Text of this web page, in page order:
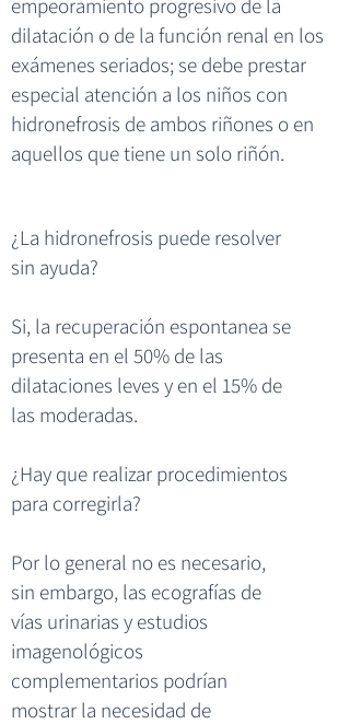
dilatación o de la función renal en los
exámenes seriados; se debe prestar
especial atención a los niños con
hidronefrosis de ambos riñones o en
aquellos que tiene un solo riñón.
¿La hidronefrosis puede resolver
sin ayuda?
Si, la recuperación espontanea se
presenta en el 50% de las
dilataciones leves y en el 15% de
las moderadas.
¿Hay que realizar procedimientos
para corregirla?
Por lo general no es necesario,
sin embargo, las ecografías de
vías urinarias y estudios
imagenológicos
complementarios podrían
mostrar la necesidad de